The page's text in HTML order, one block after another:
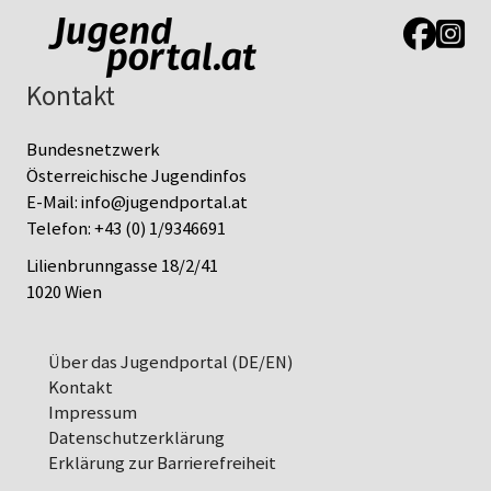
Link zur
Link
Kontakt
Bundesnetzwerk
Österreichische Jugendinfos
E-Mail:info@jugendportal.at
Telefon:+43 (0) 1/9346691
Lilienbrunngasse 18/2/41
1020 Wien
Über das Jugendportal (DE/EN)
Kontakt
Impressum
Datenschutz­erklärung
Erklärung zur Barrierefreiheit